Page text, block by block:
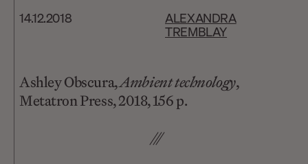
14.12.2018
ALEXANDRA
TREMBLAY
Ashley Obscura,Ambient technology,
Metatron Press, 2018, 156 p.
///